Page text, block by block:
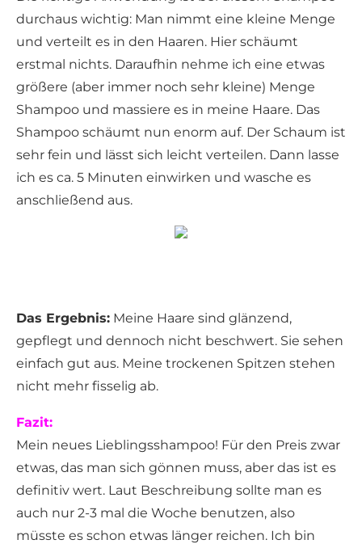
durchaus wichtig: Man nimmt eine kleine Menge
und verteilt es in den Haaren. Hier schäumt
erstmal nichts. Daraufhin nehme ich eine etwas
größere (aber immer noch sehr kleine) Menge
Shampoo und massiere es in meine Haare. Das
Shampoo schäumt nun enorm auf. Der Schaum ist
sehr fein und lässt sich leicht verteilen. Dann lasse
ich es ca. 5 Minuten einwirken und wasche es
anschließend aus.
Das Ergebnis: Meine Haare sind glänzend,
gepflegt und dennoch nicht beschwert. Sie sehen
einfach gut aus. Meine trockenen Spitzen stehen
nicht mehr fisselig ab.
Fazit:
Mein neues Lieblingsshampoo! Für den Preis zwar
etwas, das man sich gönnen muss, aber das ist es
definitiv wert. Laut Beschreibung sollte man es
auch nur 2-3 mal die Woche benutzen, also
müsste es schon etwas länger reichen. Ich bin